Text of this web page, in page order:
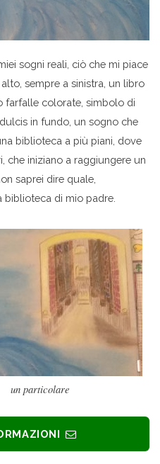
sogni reali, ciò che mi piace
sempre a sinistra, un libro
farfalle colorate, simbolo di
in fundo, un sogno che
biblioteca a più piani, dove
che iniziano a raggiungere un
saprei dire quale,
di mio padre.
un particolare